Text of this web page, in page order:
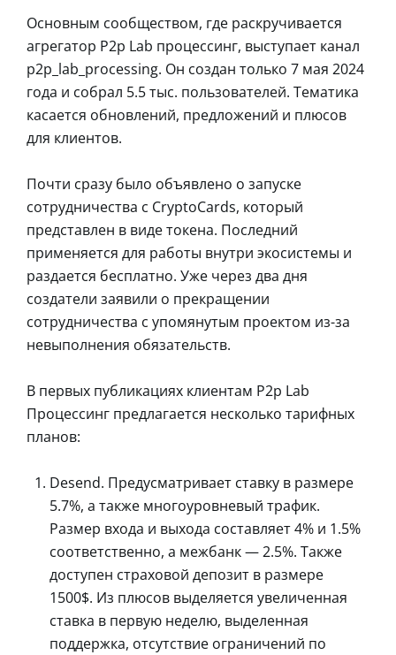
Основным сообществом, где раскручивается
агрегатор P2p Lab процессинг, выступает канал
p2p_lab_processing. Он создан только 7 мая 2024
года и собрал 5.5 тыс. пользователей. Тематика
касается обновлений, предложений и плюсов
для клиентов.
Почти сразу было объявлено о запуске
сотрудничества с CryptoCards, который
представлен в виде токена. Последний
применяется для работы внутри экосистемы и
раздается бесплатно. Уже через два дня
создатели заявили о прекращении
сотрудничества с упомянутым проектом из-за
невыполнения обязательств.
В первых публикациях клиентам P2p Lab
Процессинг предлагается несколько тарифных
планов:
Desend. Предусматривает ставку в размере
5.7%, а также многоуровневый трафик.
Размер входа и выхода составляет 4% и 1.5%
соответственно, а межбанк — 2.5%. Также
доступен страховой депозит в размере
1500$. Из плюсов выделяется увеличенная
ставка в первую неделю, выделенная
поддержка, отсутствие ограничений по